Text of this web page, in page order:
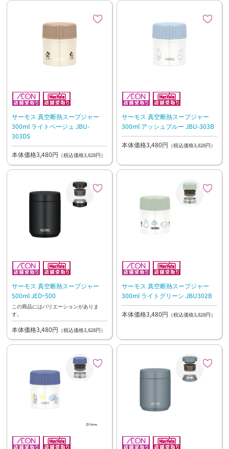
サーモス 真空断熱スープジャー
300ml ライトベージュ JBU-
303DS
本体価格3,480円 （税込価格3,828円）
サーモス 真空断熱スープジャー
300ml アッシュブルー JBU-303B
本体価格3,480円 （税込価格3,828円）
サーモス 真空断熱スープジャー
500ml JEDｰ500
この商品にはバリエーションがありま
す。
本体価格3,480円 （税込価格3,828円）
サーモス 真空断熱スープジャー
300ml ライトグリーン JBU302B
本体価格3,480円 （税込価格3,828円）